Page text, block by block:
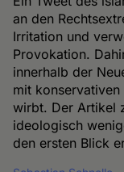
an den
Irritation und
Provokation.
innerhalb der
mit
wirbt. Der Artikel
ideologisch
den ersten Blick